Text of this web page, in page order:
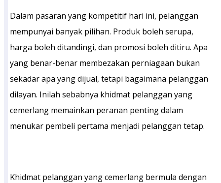
Dalam pasaran yang kompetitif hari ini, pelanggan
mempunyai banyak pilihan. Produk boleh serupa,
harga boleh ditandingi, dan promosi boleh ditiru. Apa
yang benar-benar membezakan perniagaan bukan
sekadar apa yang dijual, tetapi bagaimana pelanggan
dilayan. Inilah sebabnya khidmat pelanggan yang
cemerlang memainkan peranan penting dalam
menukar pembeli pertama menjadi pelanggan tetap.
Khidmat pelanggan yang cemerlang bermula dengan